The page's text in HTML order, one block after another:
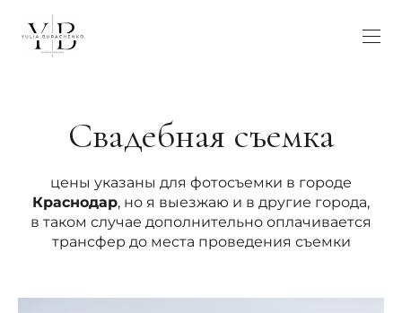
Свадебная съемка
цены указаны для фотосъемки в городе
Краснодар, но я выезжаю и в другие города,
в таком случае дополнительно оплачивается
трансфер до места проведения съемки